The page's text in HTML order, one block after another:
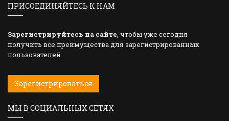
ПРИСОЕДИНЯЙТЕСЬ К НАМ
Зарегистрируйтесь на сайте , чтобы уже сегодня
получить все преимущества для зарегистрированных
пользователей
Зарегистрироваться
МЫ В СОЦИАЛЬНЫХ СЕТЯХ